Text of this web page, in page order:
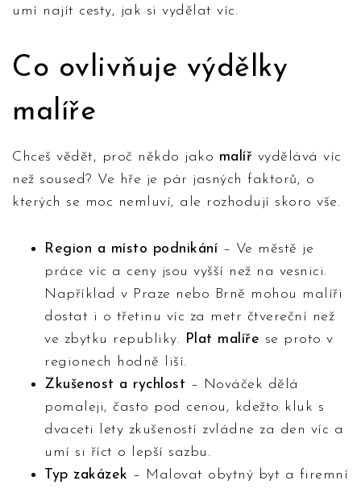
umí najít cesty, jak si vydělat víc.
Co ovlivňuje výdělky
malíře
Chceš vědět, proč někdo jako malíř vydělává víc
než soused? Ve hře je pár jasných faktorů, o
kterých se moc nemluví, ale rozhodují skoro vše.
Region a místo podnikání – Ve městě je
práce víc a ceny jsou vyšší než na vesnici.
Například v Praze nebo Brně mohou malíři
dostat i o třetinu víc za metr čtvereční než
ve zbytku republiky. Plat malíře se proto v
regionech hodně liší.
Zkušenost a rychlost – Nováček dělá
pomaleji, často pod cenou, kdežto kluk s
dvaceti lety zkušeností zvládne za den víc a
umí si říct o lepší sazbu.
Typ zakázek – Malovat obytný byt a firemní